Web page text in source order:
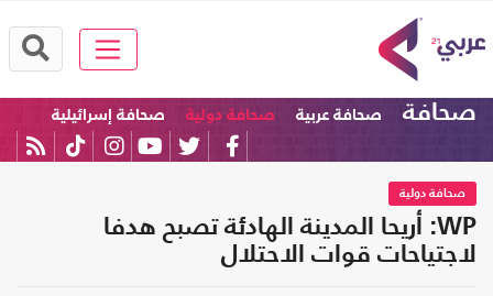
صحافة صحافة عربية صحافة دولية صحافة إسرائيلية
صحافة دولية
WP: أريحا المدينة الهادئة تصبح هدفا
لاجتياحات قوات الاحتلال